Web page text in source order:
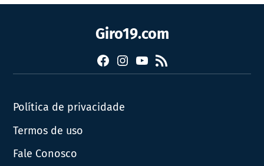
Giro19.com
Facebook
Instagram
YouTube
RSS
Política de privacidade
Termos de uso
Fale Conosco